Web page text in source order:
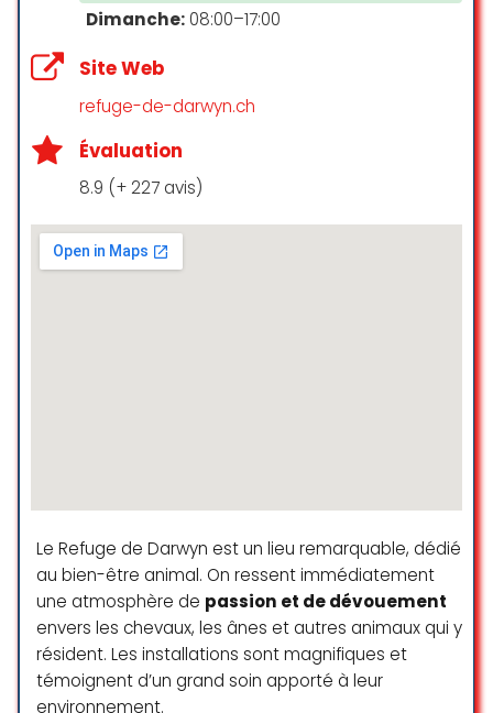
Dimanche: 08:00–17:00
Site Web
refuge-de-darwyn.ch
Évaluation
8.9 (+ 227 avis)
Le Refuge de Darwyn est un lieu remarquable, dédié
au bien-être animal. On ressent immédiatement
une atmosphère de passion et de dévouement
envers les chevaux, les ânes et autres animaux qui y
résident. Les installations sont magnifiques et
témoignent d’un grand soin apporté à leur
environnement.